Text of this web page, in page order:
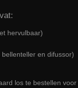
hervulbaar)
en difussor)
los te bestellen voor